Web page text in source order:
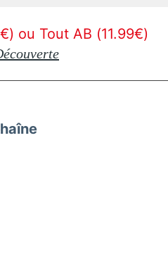
ou Tout AB (11.99€)